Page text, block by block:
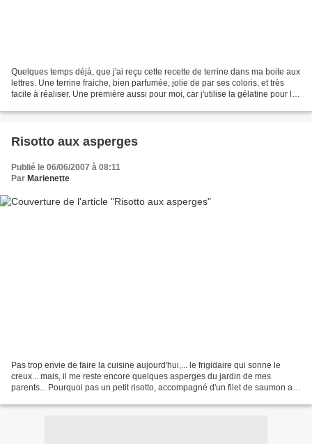
Quelques temps déjà, que j'ai reçu cette recette de terrine dans ma boite aux
lettres. Une terrine fraiche, bien parfumée, jolie de par ses coloris, et très
facile à réaliser. Une première aussi pour moi, car j'utilise la gélatine pour la
Risotto aux asperges
Publié le 06/06/2007 à 08:11
Par Marienette
Pas trop envie de faire la cuisine aujourd'hui,... le frigidaire qui sonne le
creux... mais, il me reste encore quelques asperges du jardin de mes
parents... Pourquoi pas un petit risotto, accompagné d'un filet de saumon au